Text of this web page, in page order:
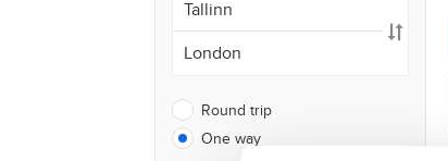
Round trip
One way